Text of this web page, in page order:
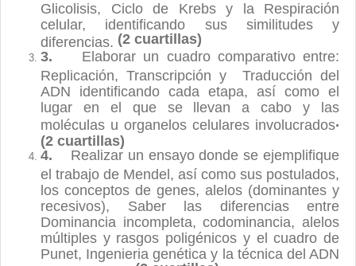
Glicolisis, Ciclo de Krebs y la Respiración
celular, identificando sus similitudes y
diferencias. (2 cuartillas)
3. Elaborar un cuadro comparativo entre:
Replicación, Transcripción y Traducción del
ADN identificando cada etapa, así como el
lugar en el que se llevan a cabo y las
moléculas u organelos celulares involucrados.
(2 cuartillas)
4. Realizar un ensayo donde se ejemplifique
el trabajo de Mendel, así como sus postulados,
los conceptos de genes, alelos (dominantes y
recesivos), Saber las diferencias entre
Dominancia incompleta, codominancia, alelos
múltiples y rasgos poligénicos y el cuadro de
Punet, Ingenieria genética y la técnica del ADN